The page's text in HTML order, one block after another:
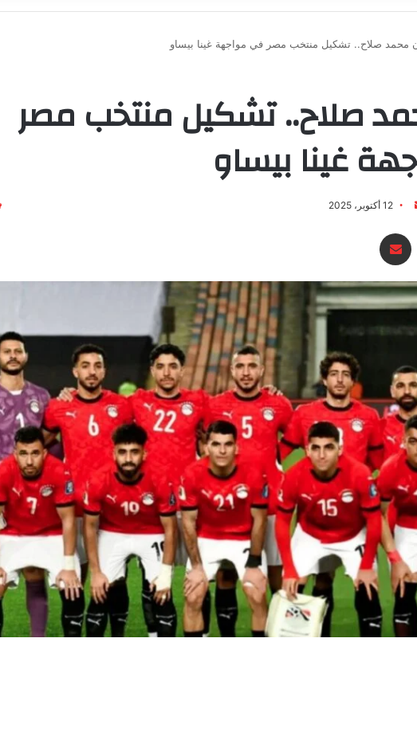
محمد صلاح.. تشكيل منتخب مصر في مواجهة غينا بيساو
صلاح.. تشكيل منتخب مصر
غينا بيساو
أرسل
إلكترونيا
12 أكتوبر، 2025
لينكدإن